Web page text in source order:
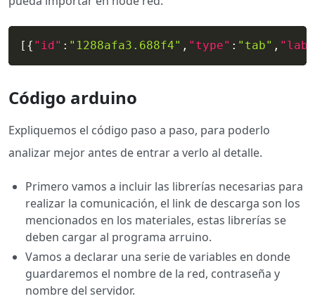
[ { "id" : "1288afa3.688f4" , "type" : "tab" ,
Código arduino
Expliquemos el código paso a paso, para poderlo
analizar mejor antes de entrar a verlo al detalle.
Primero vamos a incluir las librerías necesarias para
realizar la comunicación, el link de descarga son los
mencionados en los materiales, estas librerías se
deben cargar al programa arruino.
Vamos a declarar una serie de variables en donde
guardaremos el nombre de la red, contraseña y
nombre del servidor.